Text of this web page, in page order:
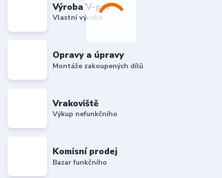
Výroba V-per
Vlastní výroba
Opravy a úpravy
Montáže zakoupených dílů
Vrakoviště
Výkup nefunkčního
Komisní prodej
Bazar funkčního